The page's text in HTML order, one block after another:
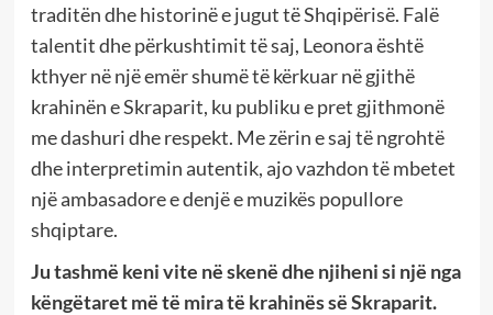
traditën dhe historinë e jugut të Shqipërisë. Falë
talentit dhe përkushtimit të saj, Leonora është
kthyer në një emër shumë të kërkuar në gjithë
krahinën e Skraparit, ku publiku e pret gjithmonë
me dashuri dhe respekt. Me zërin e saj të ngrohtë
dhe interpretimin autentik, ajo vazhdon të mbetet
një ambasadore e denjë e muzikës popullore
shqiptare.
Ju tashmë keni vite në skenë dhe njiheni si një nga
këngëtaret më të mira të krahinës së Skraparit.